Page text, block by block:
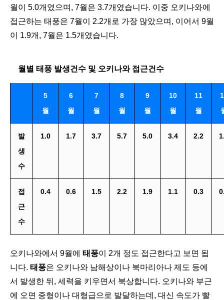
월이 5.0개였으며, 7월은 3.7개였습니다. 이중 오키나와에
접근하는 태풍은 7월이 2.2개로 가장 많았으며, 이어서 9월
이 1.9개, 7월은 1.5개였습니다.
월별 태풍 발생건수 및 오키나와 접근건수
5
월
6
월
7
월
8
월
9
월
10
월
11
월
발
생
수
1.0 1.7 3.7 5.7 5.0 3.4 2.2
접
근
수
0.4 0.6 1.5 2.2 1.9 1.1 0.3
오키나와에서 9월에 태풍이 2개 정도 접근한다고 보면 됩
니다. 태풍은 오키나와 남해상이나 북마리아나 제도 등에
서 발생한 뒤, 세력을 키우면서 북상합니다. 오키나와 부근
에 오면 중형이나 대형급으로 발달하는데, 대신 속도가 빨